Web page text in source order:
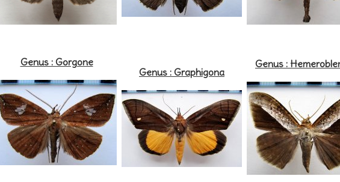
Genus : Gorgone
Genus : Graphigona
Genus :